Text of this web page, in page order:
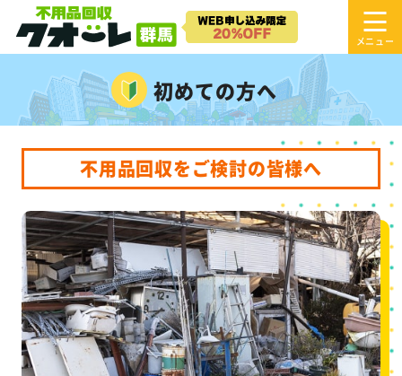
初めての方へ
不用品回収をご検討の皆様へ